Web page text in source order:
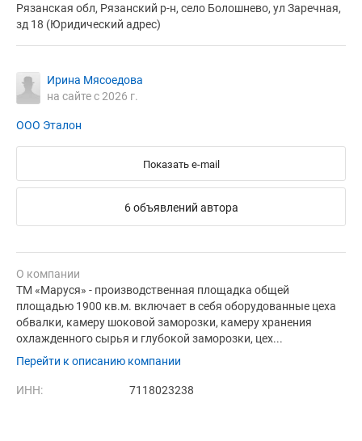
Рязанская обл, Рязанский р-н, село Болошнево, ул Заречная,
зд 18 (Юридический адрес)
Ирина Мясоедова
на сайте с 2026 г.
ООО Эталон
Показать e-mail
6 объявлений автора
О компании
ТМ «Маруся» - производственная площадка общей
площадью 1900 кв.м. включает в себя оборудованные цеха
обвалки, камеру шоковой заморозки, камеру хранения
охлажденного сырья и глубокой заморозки, цех...
Перейти к описанию компании
ИНН: 7118023238